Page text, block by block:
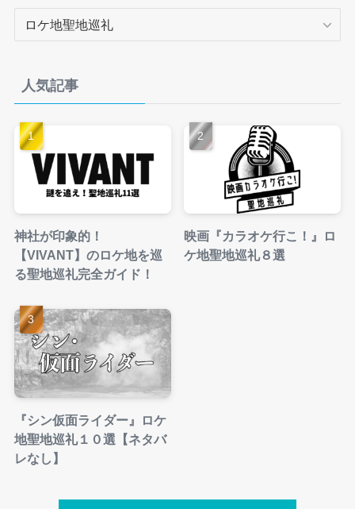
ー
人気記事
神社が印象的！
【VIVANT】のロケ地を巡
る聖地巡礼完全ガイド！
映画『カラオケ行こ！』ロ
ケ地聖地巡礼８選
『シン仮面ライダー』ロケ
地聖地巡礼１０選【ネタバ
レなし】